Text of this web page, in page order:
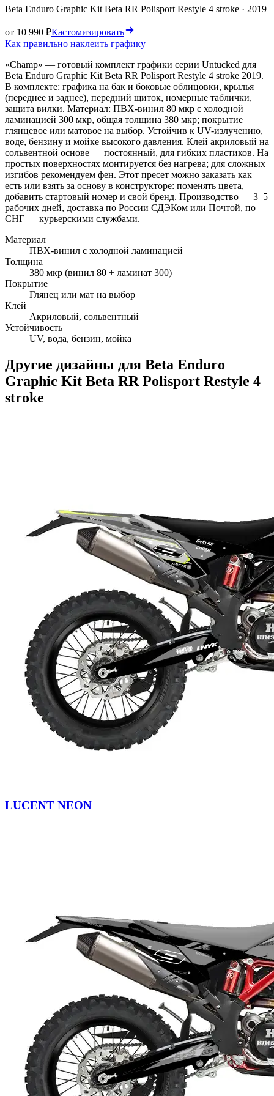
Beta Enduro Graphic Kit Beta RR Polisport Restyle 4 stroke · 2019
от 10 990 ₽Кастомизировать
Как правильно наклеить графику
«Champ» — готовый комплект графики серии Untucked для
Beta Enduro Graphic Kit Beta RR Polisport Restyle 4 stroke 2019.
В комплекте: графика на бак и боковые облицовки, крылья
(переднее и заднее), передний щиток, номерные таблички,
защита вилки. Материал: ПВХ-винил 80 мкр с холодной
ламинацией 300 мкр, общая толщина 380 мкр; покрытие
глянцевое или матовое на выбор. Устойчив к UV-излучению,
воде, бензину и мойке высокого давления. Клей акриловый на
сольвентной основе — постоянный, для гибких пластиков. На
простых поверхностях монтируется без нагрева; для сложных
изгибов рекомендуем фен. Этот пресет можно заказать как
есть или взять за основу в конструкторе: поменять цвета,
добавить стартовый номер и свой бренд. Производство — 3–5
рабочих дней, доставка по России СДЭКом или Почтой, по
СНГ — курьерскими службами.
Материал
ПВХ-винил с холодной ламинацией
Толщина
380 мкр (винил 80 + ламинат 300)
Покрытие
Глянец или мат на выбор
Клей
Акриловый, сольвентный
Устойчивость
UV, вода, бензин, мойка
Другие дизайны для Beta Enduro
Graphic Kit Beta RR Polisport Restyle 4
stroke
LUCENT NEON